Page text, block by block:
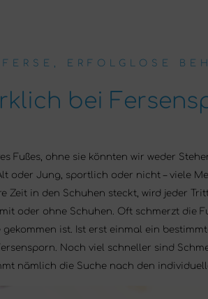
ERFOLGLOSE
bei
Fußes, ohne sie könnten wir weder
oder Jung, sportlich oder nicht – viele
Zeit in den Schuhen steckt, wird jeder
oder ohne Schuhen. Oft schmerzt
ist. Ist erst einmal ein
Noch viel schneller sind
nämlich die Suche nach den